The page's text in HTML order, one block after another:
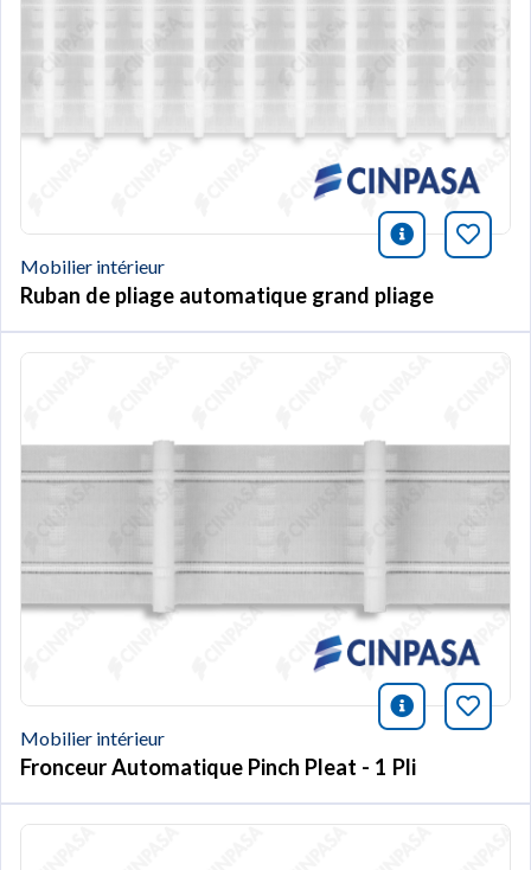
icono
Mobilier intérieur
Ruban de pliage automatique grand pliage
icono
Mobilier intérieur
Fronceur Automatique Pinch Pleat - 1 Pli